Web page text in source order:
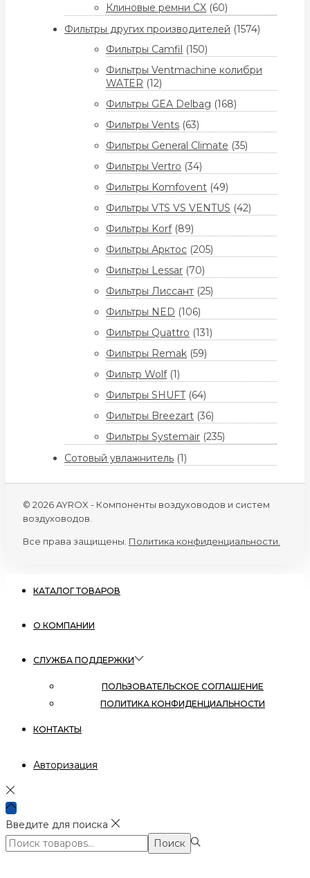
Клиновые ремни CX (60)
Фильтры других производителей (1574)
Фильтры Camfil (150)
Фильтры Ventmachine колибри
WATER (12)
Фильтры GEA Delbag (168)
Фильтры Vents (63)
Фильтры General Climate (35)
Фильтры Vertro (34)
Фильтры Komfovent (49)
Фильтры VTS VS VENTUS (42)
Фильтры Korf (89)
Фильтры Арктос (205)
Фильтры Lessar (70)
Фильтры Лиссант (25)
Фильтры NED (106)
Фильтры Quattro (131)
Фильтры Remak (59)
Фильтр Wolf (1)
Фильтры SHUFT (64)
Фильтры Breezart (36)
Фильтры Systemair (235)
Сотовый увлажнитель (1)
© 2026 AYROX - Компоненты воздуховодов и систем
воздуховодов.
Все права защищены. Политика конфиденциальности.
КАТАЛОГ ТОВАРОВ
О КОМПАНИИ
СЛУЖБА ПОДДЕРЖКИ
ПОЛЬЗОВАТЕЛЬСКОЕ СОГЛАШЕНИЕ
ПОЛИТИКА КОНФИДЕНЦИАЛЬНОСТИ
КОНТАКТЫ
Авторизация
Введите для поиска
Поиск:>
Поиск